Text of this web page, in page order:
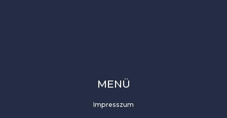
MENÜ
Impresszum